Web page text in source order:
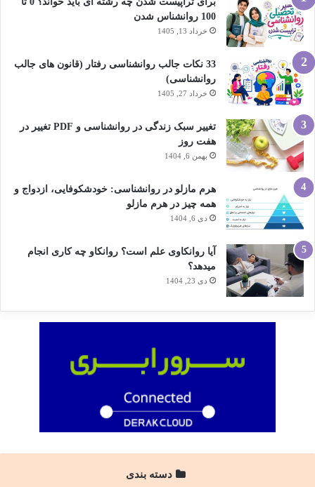
100 روانشناس شدن
خرداد 13, 1405
33 نکات جالب روانشناسی رفتار (قانون های جالب
روانشناسی)
خرداد 27, 1405
تغییر سبک زندگی در روانشناسی و PDF تغییر در
هفت روز
بهمن 6, 1404
هرم مازلو در روانشناسی: خودشکوفایی، ازدواج و
همه چیز در هرم مازلو
دی 6, 1404
آیا روانکاوی علم است؟ روانکاو چه کاری انجام
میدهد؟
دی 23, 1404
دسته بندی